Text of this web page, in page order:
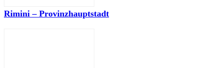
Rimini – Provinzhauptstadt